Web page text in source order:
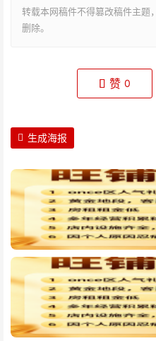
转载本网稿件不得篡改稿件主题
删除。
赞 0
生成海报